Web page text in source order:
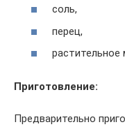
соль,
перец,
Приготовление:
Предварительно